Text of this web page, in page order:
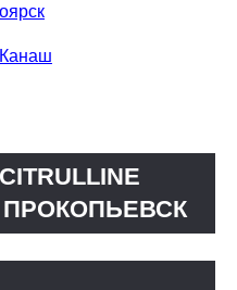
ПРОКОПЬЕВСК